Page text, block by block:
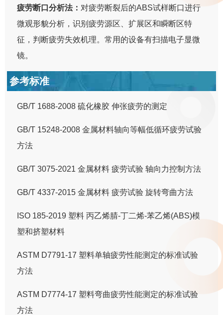
疲劳断口分析法： 对疲劳断裂后的ABS试样断口进行
微观形貌分析，识别疲劳源区、扩展区和瞬断区特
征，判断疲劳失效机理。常用的设备有扫描电子显微
镜。
参考标准
GB/T 1688-2008 硫化橡胶 伸张疲劳的测定
GB/T 15248-2008 金属材料轴向等幅低循环疲劳试验
方法
GB/T 3075-2021 金属材料 疲劳试验 轴向力控制方法
GB/T 4337-2015 金属材料 疲劳试验 旋转弯曲方法
ISO 185-2019 塑料 丙乙烯腈-丁二烯-苯乙烯(ABS)模
塑和挤塑材料
ASTM D7791-17 塑料单轴疲劳性能测定的标准试验
方法
ASTM D7774-17 塑料弯曲疲劳性能测定的标准试验
方法